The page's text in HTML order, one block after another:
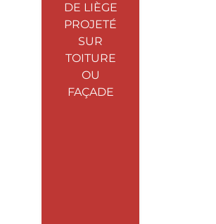
DE LIÈGE
PROJETÉ
SUR
TOITURE
OU
FAÇADE